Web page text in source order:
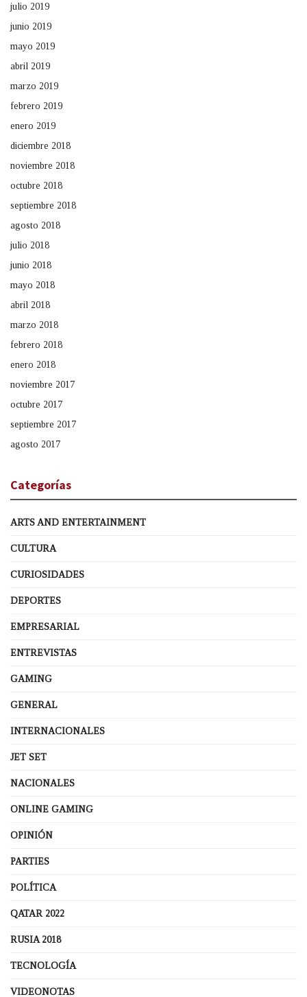
julio 2019
junio 2019
mayo 2019
abril 2019
marzo 2019
febrero 2019
enero 2019
diciembre 2018
noviembre 2018
octubre 2018
septiembre 2018
agosto 2018
julio 2018
junio 2018
mayo 2018
abril 2018
marzo 2018
febrero 2018
enero 2018
noviembre 2017
octubre 2017
septiembre 2017
agosto 2017
Categorías
ARTS AND ENTERTAINMENT
CULTURA
CURIOSIDADES
DEPORTES
EMPRESARIAL
ENTREVISTAS
GAMING
GENERAL
INTERNACIONALES
JET SET
NACIONALES
ONLINE GAMING
OPINIÓN
PARTIES
POLÍTICA
QATAR 2022
RUSIA 2018
TECNOLOGÍA
VIDEONOTAS